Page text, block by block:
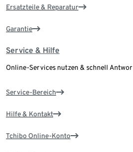
Ersatzteile & Reparatur
Garantie
Service & Hilfe
Online-Services nutzen & schnell
Service-Bereich
Hilfe & Kontakt
Tchibo Online-Konto